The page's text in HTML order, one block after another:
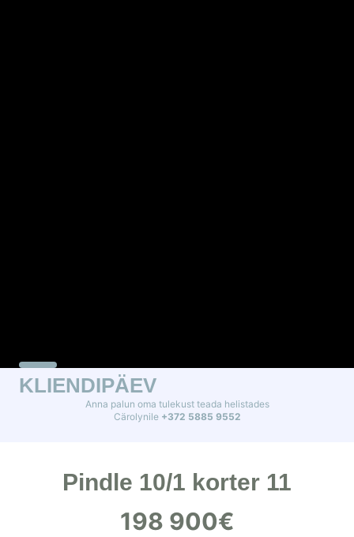
KLIENDIPÄEV
Anna palun oma tulekust teada helistades
Cärolynile +372 5885 9552
Pindle 10/1 korter 11
198 900€